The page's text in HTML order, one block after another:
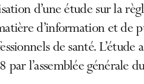
d’une étude sur la
d’information et de
de santé.
par l’assemblée générale